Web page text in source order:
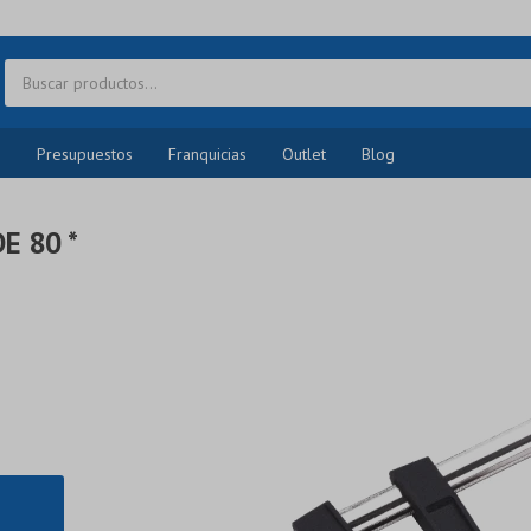
Presupuestos Franquicias Outlet Blog
80 *